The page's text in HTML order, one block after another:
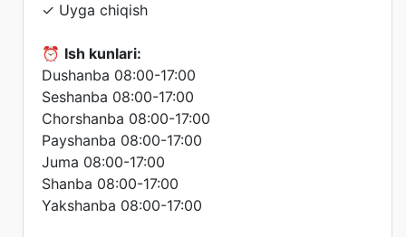
✓ Uyga chiqish
⏰ Ish kunlari:
Dushanba 08:00-17:00
Seshanba 08:00-17:00
Chorshanba 08:00-17:00
Payshanba 08:00-17:00
Juma 08:00-17:00
Shanba 08:00-17:00
Yakshanba 08:00-17:00